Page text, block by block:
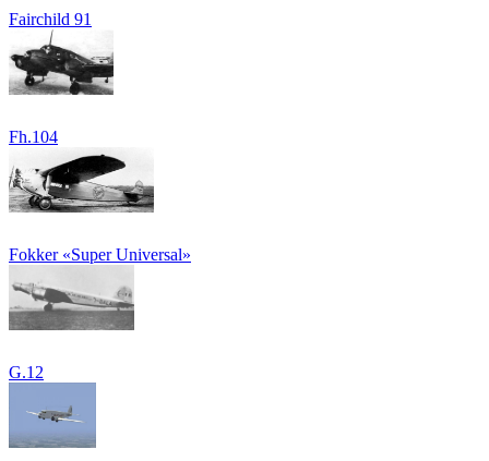
Fairchild 91
Fh.104
Fokker «Super Universal»
G.12